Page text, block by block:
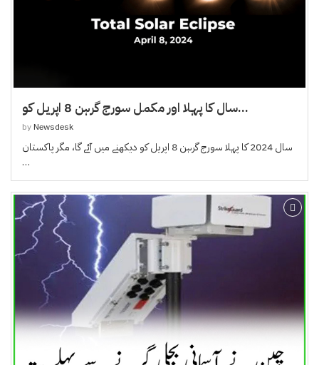
سال کا پہلا اور مکمل سورج گرہن 8 اپریل کو...
by Newsdesk
سال 2024 کا پہلا سورج گرہن 8 اپریل کو دیکھنے میں آئے گا، مگر پاکستان
…